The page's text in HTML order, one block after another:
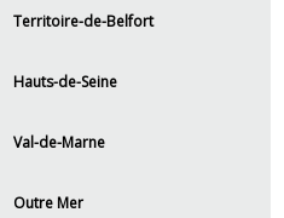
Territoire-de-Belfort
Hauts-de-Seine
Val-de-Marne
Outre Mer